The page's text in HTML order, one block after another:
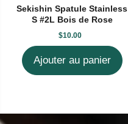
Sekishin Spatule Stainless
S #2L Bois de Rose
$10.00
Ajouter au panier